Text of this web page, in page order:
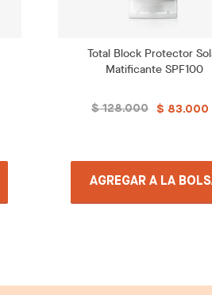
Total Block Protector
Matificante SPF100
$ 128.000 $ 83.000
AGREGAR A LA